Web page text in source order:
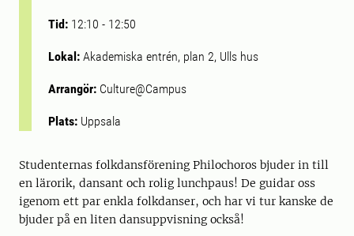
Tid: 12:10 - 12:50
Lokal: Akademiska entrén, plan 2, Ulls hus
Arrangör: Culture@Campus
Plats: Uppsala
Studenternas folkdansförening Philochoros bjuder in till
en lärorik, dansant och rolig lunchpaus! De guidar oss
igenom ett par enkla folkdanser, och har vi tur kanske de
bjuder på en liten dansuppvisning också!